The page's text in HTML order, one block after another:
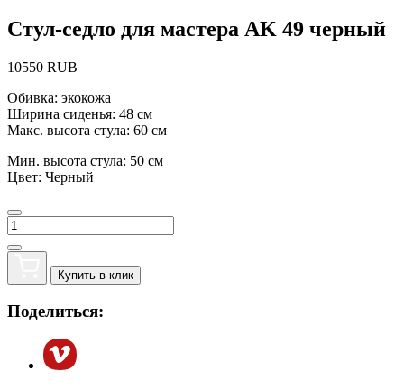
Стул-седло для мастера AK 49 черный
10550 RUB
Обивка: экокожа
Ширина сиденья: 48 см
Макс. высота стула: 60 см
Мин. высота стула: 50 см
Цвет: Черный
Купить в клик
Поделиться: